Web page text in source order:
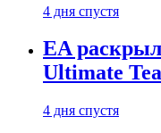
4 дня спустя
EA
Ultimate
4 дня спустя